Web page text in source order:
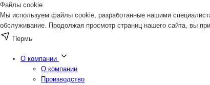
Файлы cookie
Мы используем файлы cookie, разработанные нашими
обслуживание. Продолжая просмотр страниц нашего сайта, вы
Пермь
О компании
О компании
Производство